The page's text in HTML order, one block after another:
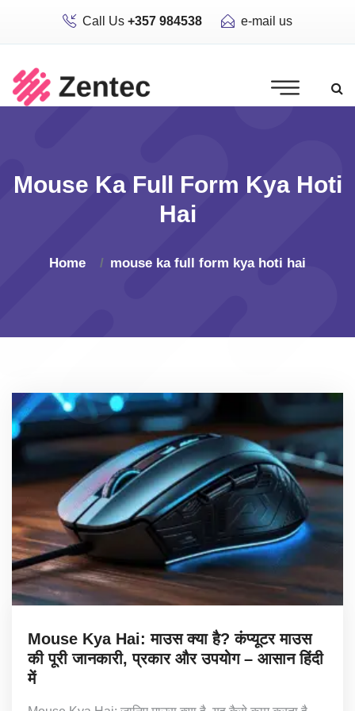
Call Us +357 984538 e-mail us
Mouse Ka Full Form Kya Hoti
Hai
Home mouse ka full form kya hoti hai
Mouse Kya Hai: माउस क्या है? कंप्यूटर माउस
की पूरी जानकारी, प्रकार और उपयोग – आसान हिंदी
में